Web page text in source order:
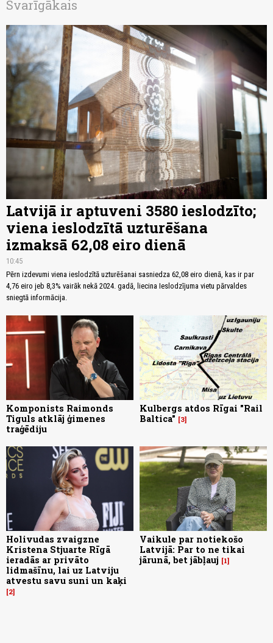
Svarīgākais
Latvijā ir aptuveni 3580 ieslodzīto;
viena ieslodzītā uzturēšana
izmaksā 62,08 eiro dienā
10:45
Pērn izdevumi viena ieslodzītā uzturēšanai sasniedza 62,08 eiro dienā, kas ir par
4,76 eiro jeb 8,3% vairāk nekā 2024. gadā, liecina Ieslodzījuma vietu pārvaldes
sniegtā informācija.
Komponists Raimonds
Tiguls atklāj ģimenes
traģēdiju
Kulbergs atdos Rīgai "Rail
Baltica"
3
Holivudas zvaigzne
Kristena Stjuarte Rīgā
ieradās ar privāto
lidmašīnu, lai uz Latviju
atvestu savu suni un kaķi
2
Vaikule par notiekošo
Latvijā: Par to ne tikai
jārunā, bet jābļauj
1